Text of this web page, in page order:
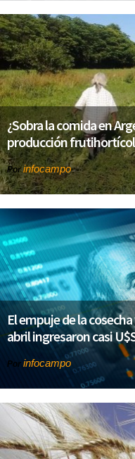
¿Sobra la comida en
producción
Porinfocampo
El empuje de la
abril ingresaron casi
Por infocampo